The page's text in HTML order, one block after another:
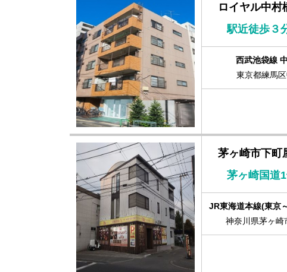
ロイヤル中村
駅近徒歩３
西武池袋線
東京都練馬
茅ヶ崎市下町
茅ヶ崎国道
JR東海道本線(東京
神奈川県茅ヶ